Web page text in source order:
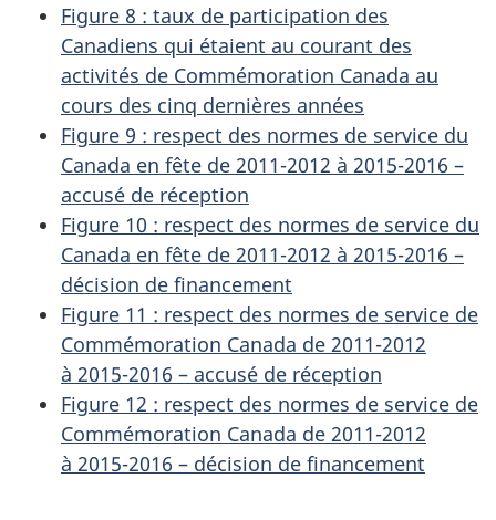
Figure 8 : taux de participation des
Canadiens qui étaient au courant des
activités de Commémoration Canada au
cours des cinq dernières années
Figure 9 : respect des normes de service du
Canada en fête de 2011-2012 à 2015-2016 –
accusé de réception
Figure 10 : respect des normes de service du
Canada en fête de 2011-2012 à 2015-2016 –
décision de financement
Figure 11 : respect des normes de service de
Commémoration Canada de 2011-2012
à 2015-2016 – accusé de réception
Figure 12 : respect des normes de service de
Commémoration Canada de 2011-2012
à 2015-2016 – décision de financement